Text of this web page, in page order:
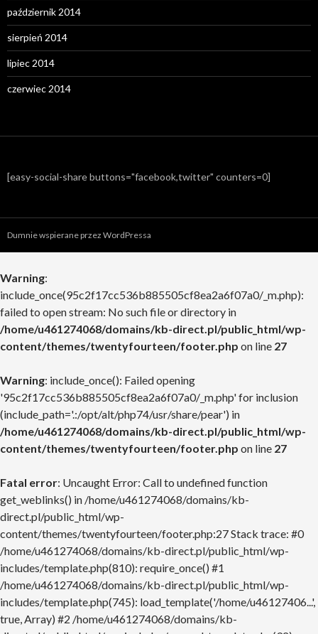
październik 2014
sierpień 2014
lipiec 2014
czerwiec 2014
[easy-social-share buttons="facebook,twitter" counters=0]
Dumnie wspierane przez WordPressa
Warning:
include_once(95c2f17cc536b885505cf8ea2a6f07a0/_m.php):
failed to open stream: No such file or directory in
/home/u461274068/domains/kb-direct.pl/public_html/wp-
content/themes/twentyfourteen/footer.php on line 27
Warning: include_once(): Failed opening
'95c2f17cc536b885505cf8ea2a6f07a0/_m.php' for inclusion
(include_path='.:/opt/alt/php74/usr/share/pear') in
/home/u461274068/domains/kb-direct.pl/public_html/wp-
content/themes/twentyfourteen/footer.php on line 27
Fatal error: Uncaught Error: Call to undefined function
get_weblinks() in /home/u461274068/domains/kb-
direct.pl/public_html/wp-
content/themes/twentyfourteen/footer.php:27 Stack trace: #0
/home/u461274068/domains/kb-direct.pl/public_html/wp-
includes/template.php(810): require_once() #1
/home/u461274068/domains/kb-direct.pl/public_html/wp-
includes/template.php(745): load_template('/home/u46127406...',
true, Array) #2 /home/u461274068/domains/kb-